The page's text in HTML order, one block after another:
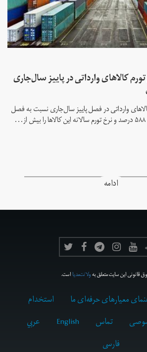
کالاهای وارداتی در پاییز سال‌جاری
وارداتی در فصل پاییز سال‌جاری نسبت به فصل
ادامه
قانونی این سایت متعلق بهولانت‌مدیااست.
معیارهای حرفه‌ای ما
استخدام
تماس English
عربي
فارسى